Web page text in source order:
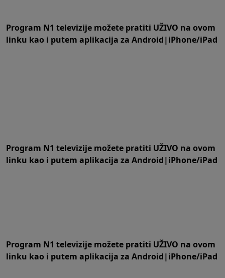
Program N1 televizije možete pratiti UŽIVO na ovom
linku kao i putem aplikacija za Android|iPhone/iPad
Program N1 televizije možete pratiti UŽIVO na ovom
linku kao i putem aplikacija za Android|iPhone/iPad
Program N1 televizije možete pratiti UŽIVO na ovom
linku kao i putem aplikacija za Android|iPhone/iPad